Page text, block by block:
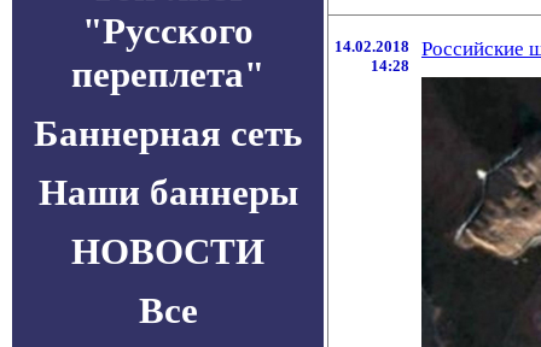
"Русского
переплета"
Баннерная сеть
Наши баннеры
НОВОСТИ
Все
14.02.2018
14:28
Российские